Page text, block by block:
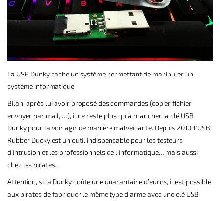
La USB Dunky cache un système permettant de manipuler un
système informatique
Bilan, après lui avoir proposé des commandes (copier fichier,
envoyer par mail, …), il ne reste plus qu’à brancher la clé USB
Dunky pour la voir agir de manière malveillante. Depuis 2010, l’USB
Rubber Ducky est un outil indispensable pour les testeurs
d’intrusion et les professionnels de l’informatique… mais aussi
chez les pirates.
Attention, si la Dunky coûte une quarantaine d’euros, il est possible
aux pirates de fabriquer le même type d’arme avec une clé USB